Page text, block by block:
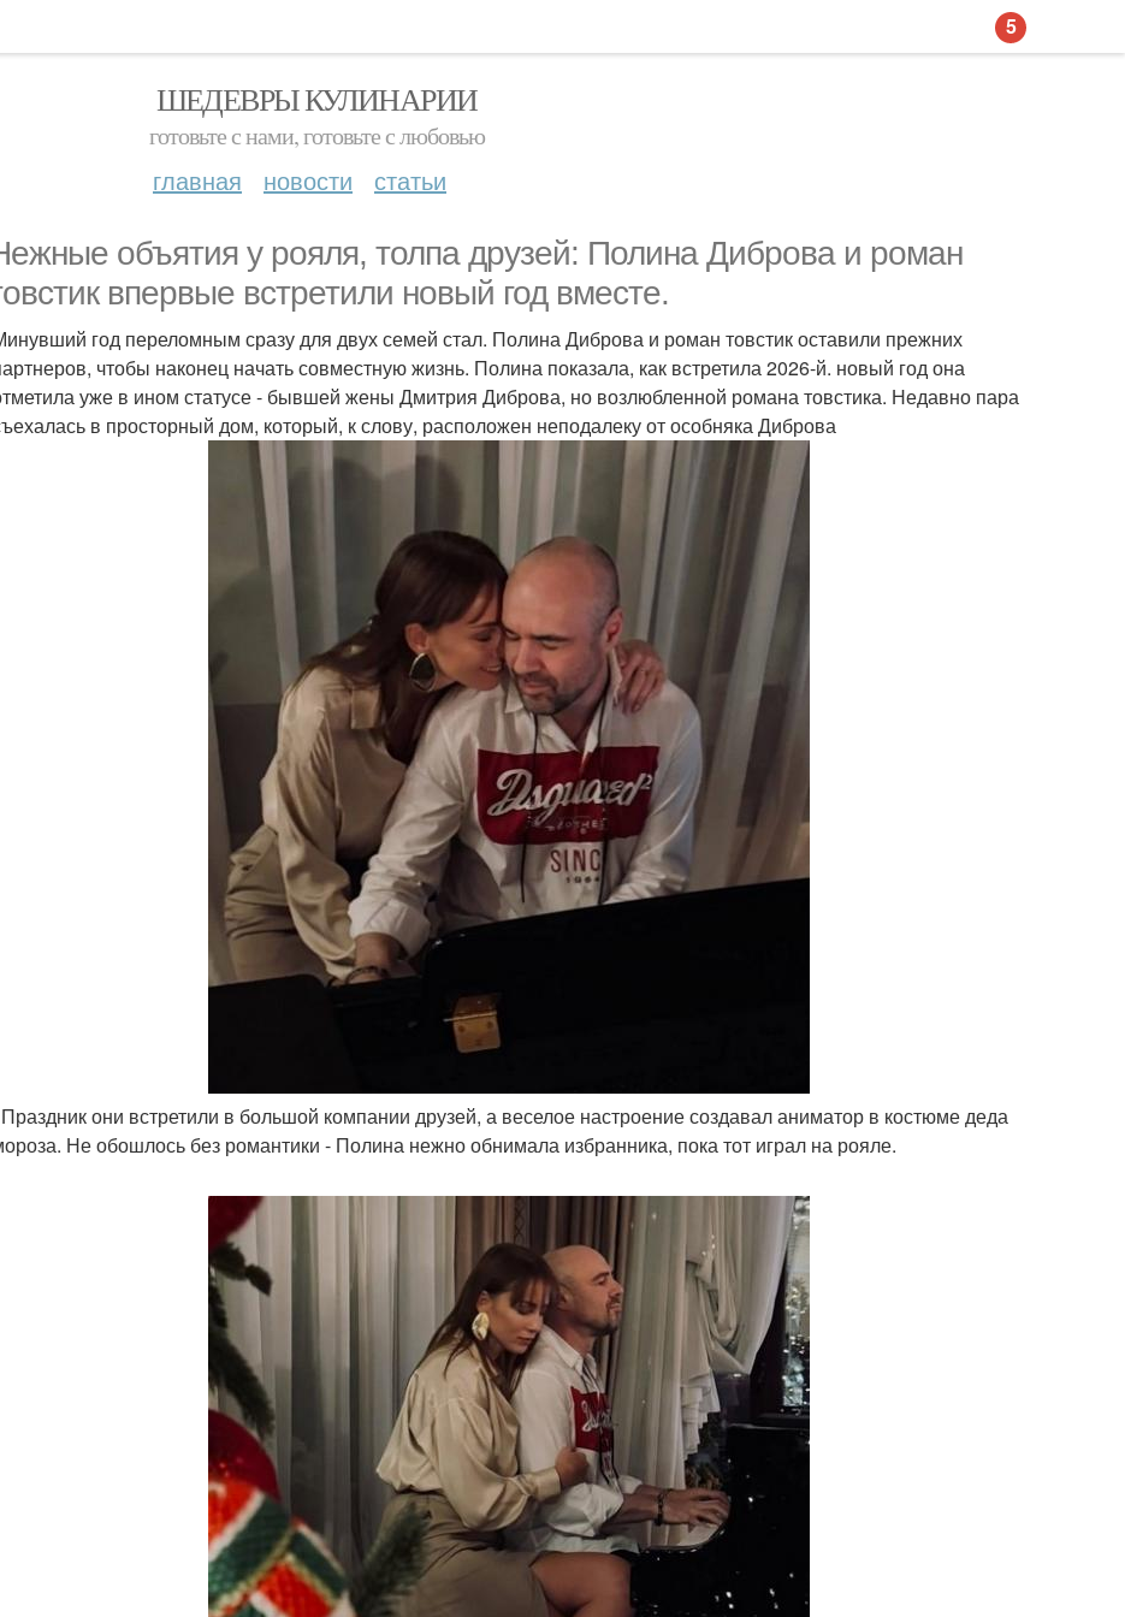
ШЕДЕВРЫ КУЛИНАРИИ
готовьте с нами, готовьте с любовью
главная новости статьи
объятия у рояля, толпа друзей: Полина Диброва и роман
впервые встретили новый год вместе.
год переломным сразу для двух семей стал. Полина Диброва и роман товстик оставили прежних
чтобы наконец начать совместную жизнь. Полина показала, как встретила 2026-й. новый год она
уже в ином статусе - бывшей жены Дмитрия Диброва, но возлюбленной романа товстика. Недавно пара
в просторный дом, который, к слову, расположен неподалеку от особняка Диброва
они встретили в большой компании друзей, а веселое настроение создавал аниматор в костюме деда
Не обошлось без романтики - Полина нежно обнимала избранника, пока тот играл на рояле.
5